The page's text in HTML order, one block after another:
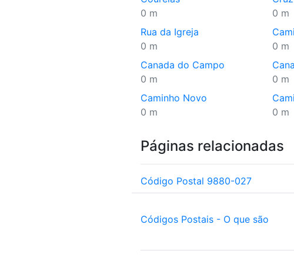
0 m
0 m
Rua da Igreja
0 m
0 m
Canada do Campo
0 m
0 m
Caminho Novo
0 m
0 m
Páginas relacionadas
Código Postal 9880-027
Códigos Postais - O que são